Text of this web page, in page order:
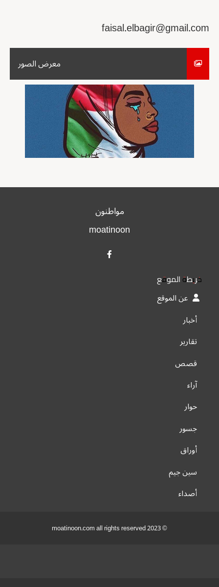
faisal.elbagir@gmail.com
معرض الصور
مواطنون
moatinoon
خريطة الموقع
عن الموقع
أخبار
تقارير
قصص
آراء
حوار
جسور
أوراق
سين جيم
أصداء
© 2023 moatinoon.com all rights reserved